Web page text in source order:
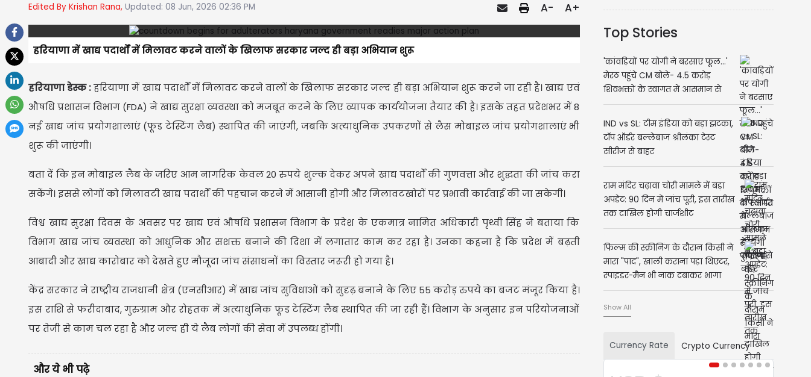
Edited By Krishan Rana, Updated: 08 Jun, 2026 02:36 PM A- A+
हरियाणा में खाद्य पदार्थों में मिलावट करने वालों के खिलाफ सरकार जल्द ही बड़ा अभियान शुरू
हरियाणा डेस्क :हरियाणा में खाद्य पदार्थों में मिलावट करने वालों के खिलाफ सरकार जल्द ही बड़ा अभियान शुरू करने जा रही है। खाद्य एवं
औषधि प्रशासन विभाग (FDA) ने खाद्य सुरक्षा व्यवस्था को मजबूत करने के लिए व्यापक कार्ययोजना तैयार की है। इसके तहत प्रदेशभर में 8
नई खाद्य जांच प्रयोगशालाएं (फूड टेस्टिंग लैब) स्थापित की जाएंगी, जबकि अत्याधुनिक उपकरणों से लैस मोबाइल जांच प्रयोगशालाएं भी
शुरू की जाएंगी।
बता दें कि इन मोबाइल लैब के जरिए आम नागरिक केवल 20 रुपये शुल्क देकर अपने खाद्य पदार्थों की गुणवत्ता और शुद्धता की जांच करा
सकेंगे। इससे लोगों को मिलावटी खाद्य पदार्थों की पहचान करने में आसानी होगी और मिलावटखोरों पर प्रभावी कार्रवाई की जा सकेगी।
विश्व खाद्य सुरक्षा दिवस के अवसर पर खाद्य एवं औषधि प्रशासन विभाग के प्रदेश के एकमात्र नामित अधिकारी पृथ्वी सिंह ने बताया कि
विभाग खाद्य जांच व्यवस्था को आधुनिक और सशक्त बनाने की दिशा में लगातार काम कर रहा है। उनका कहना है कि प्रदेश में बढ़ती
आबादी और खाद्य कारोबार को देखते हुए मौजूदा जांच संसाधनों का विस्तार जरूरी हो गया है।
केंद्र सरकार ने राष्ट्रीय राजधानी क्षेत्र (एनसीआर) में खाद्य जांच सुविधाओं को सुदृढ़ बनाने के लिए 55 करोड़ रुपये का बजट मंजूर किया है।
इस राशि से फरीदाबाद, गुरुग्राम और रोहतक में अत्याधुनिक फूड टेस्टिंग लैब स्थापित की जा रही हैं। विभाग के अनुसार इन परियोजनाओं
पर तेजी से काम चल रहा है और जल्द ही ये लैब लोगों की सेवा में उपलब्ध होंगी।
और ये भी पढ़े
Top Stories
'कांवड़ियों पर योगी ने बरसाए फूल...'
मेरठ पहुंचे CM बोले- 4.5 करोड़
शिवभक्तों के स्वागत में आसमान से
होगी पुष्पवर्षा
IND vs SL: टीम इंडिया को बड़ा झटका,
टॉप ऑर्डर बल्लेबाज श्रीलंका टेस्ट
सीरीज से बाहर
राम मंदिर चढ़ावा चोरी मामले में बड़ा
अपडेट: 90 दिन में जांच पूरी, इस तारीख
तक दाखिल होगी चार्जशीट
फिल्म की स्क्रीनिंग के दौरान किसी ने
मारा "पाद", खाली कराना पड़ा थिएटर,
स्पाइडर-मैन भी नाक दबाकर भागा
(Video)
Show All
Currency Rate Crypto Currency